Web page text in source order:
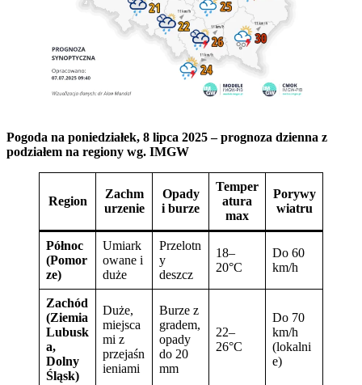
Pogoda na poniedziałek, 8 lipca 2025 – prognoza dzienna z
podziałem na regiony wg. IMGW
Region
Zachm
urzenie
Opady
i burze
Temper
atura
max
Porywy
wiatru
Północ
(Pomor
ze)
Umiark
owane i
duże
Przelotn
y
deszcz
18–
20°C
Do 60
km/h
Zachód
(Ziemia
Lubusk
a,
Dolny
Śląsk)
Duże,
miejsca
mi z
przejaśn
ieniami
Burze z
gradem,
opady
do 20
mm
22–
26°C
Do 70
km/h
(lokalni
e)